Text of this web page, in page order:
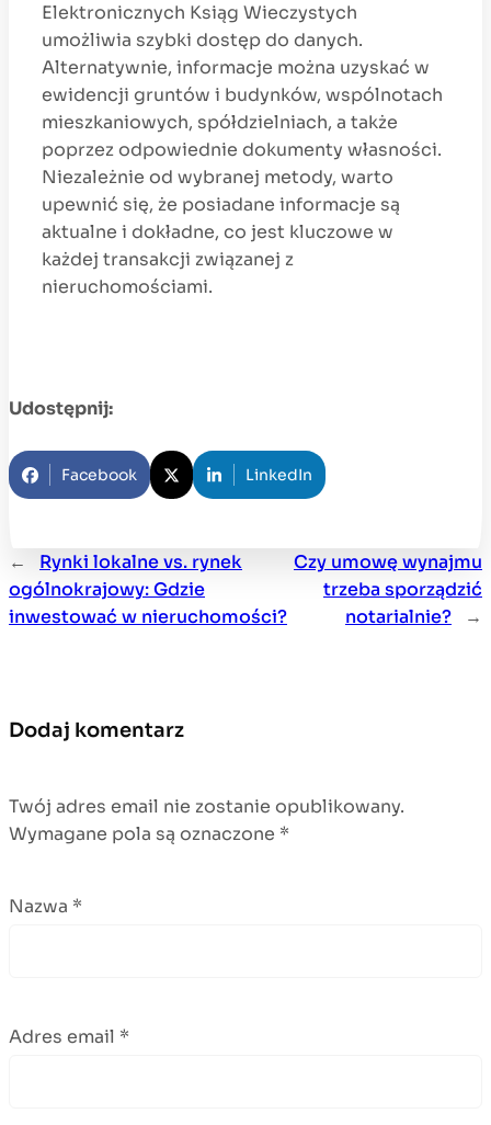
Elektronicznych Ksiąg Wieczystych
umożliwia szybki dostęp do danych.
Alternatywnie, informacje można uzyskać w
ewidencji gruntów i budynków, wspólnotach
mieszkaniowych, spółdzielniach, a także
poprzez odpowiednie dokumenty własności.
Niezależnie od wybranej metody, warto
upewnić się, że posiadane informacje są
aktualne i dokładne, co jest kluczowe w
każdej transakcji związanej z
nieruchomościami.
Udostępnij:
Facebook LinkedIn
←
Rynki lokalne vs. rynek
ogólnokrajowy: Gdzie
inwestować w nieruchomości?
Czy umowę wynajmu
trzeba sporządzić
notarialnie?
→
Dodaj komentarz
Twój adres email nie zostanie opublikowany.
Wymagane pola są oznaczone *
Nazwa *
Adres email *